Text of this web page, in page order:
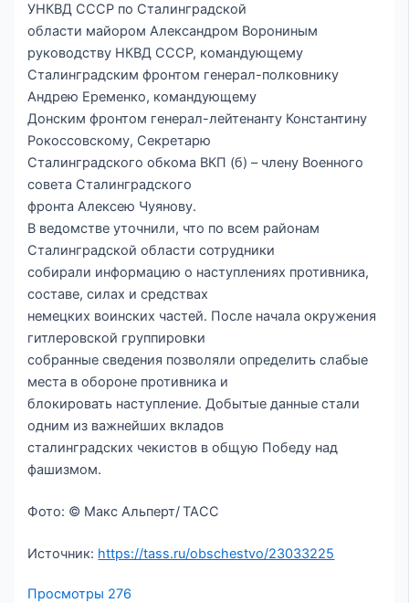
УНКВД СССР по Сталинградской
области майором Александром Ворониным
руководству НКВД СССР, командующему
Сталинградским фронтом генерал-полковнику
Андрею Еременко, командующему
Донским фронтом генерал-лейтенанту Константину
Рокоссовскому, Секретарю
Сталинградского обкома ВКП (б) – члену Военного
совета Сталинградского
фронта Алексею Чуянову.
В ведомстве уточнили, что по всем районам
Сталинградской области сотрудники
собирали информацию о наступлениях противника,
составе, силах и средствах
немецких воинских частей. После начала окружения
гитлеровской группировки
собранные сведения позволяли определить слабые
места в обороне противника и
блокировать наступление. Добытые данные стали
одним из важнейших вкладов
сталинградских чекистов в общую Победу над
фашизмом.
Фото: © Макс Альперт/ ТАСС
Источник: https://tass.ru/obschestvo/23033225
Просмотры 276